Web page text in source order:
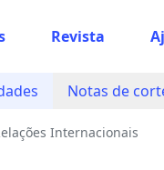
Revista
Notas de
Internacionais